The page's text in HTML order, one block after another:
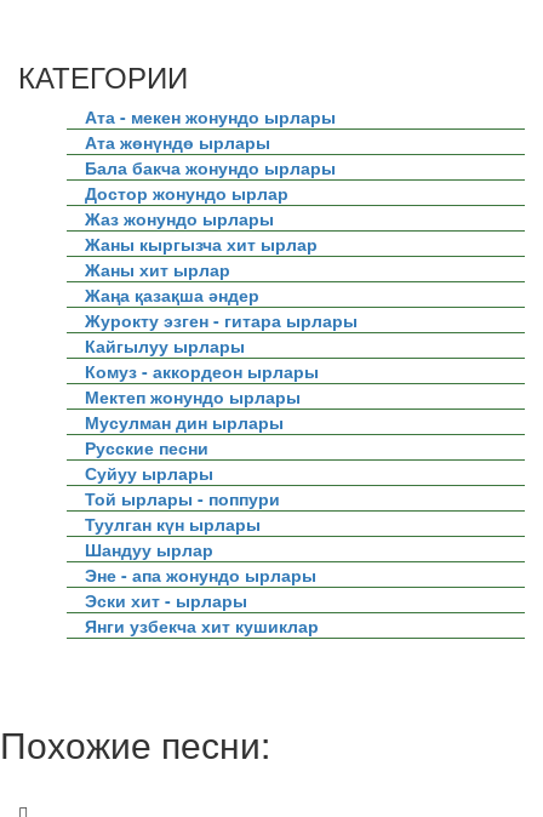
КАТЕГОРИИ
Ата - мекен жонундо ырлары
Ата жөнүндө ырлары
Бала бакча жонундо ырлары
Достор жонундо ырлар
Жаз жонундо ырлары
Жаны кыргызча хит ырлар
Жаны хит ырлар
Жаңа қазақша әндер
Журокту эзген - гитара ырлары
Кайгылуу ырлары
Комуз - аккордеон ырлары
Мектеп жонундо ырлары
Мусулман дин ырлары
Русские песни
Суйуу ырлары
Той ырлары - поппури
Туулган күн ырлары
Шандуу ырлар
Эне - апа жонундо ырлары
Эски хит - ырлары
Янги узбекча хит кушиклар
Похожие песни: